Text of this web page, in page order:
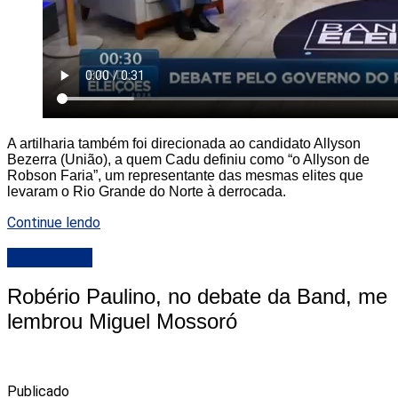
A artilharia também foi direcionada ao candidato Allyson
Bezerra (União), a quem Cadu definiu como “o Allyson de
Robson Faria”, um representante das mesmas elites que
levaram o Rio Grande do Norte à derrocada.
Continue lendo
Robério Paulino, no debate da Band, me
lembrou Miguel Mossoró
Publicado